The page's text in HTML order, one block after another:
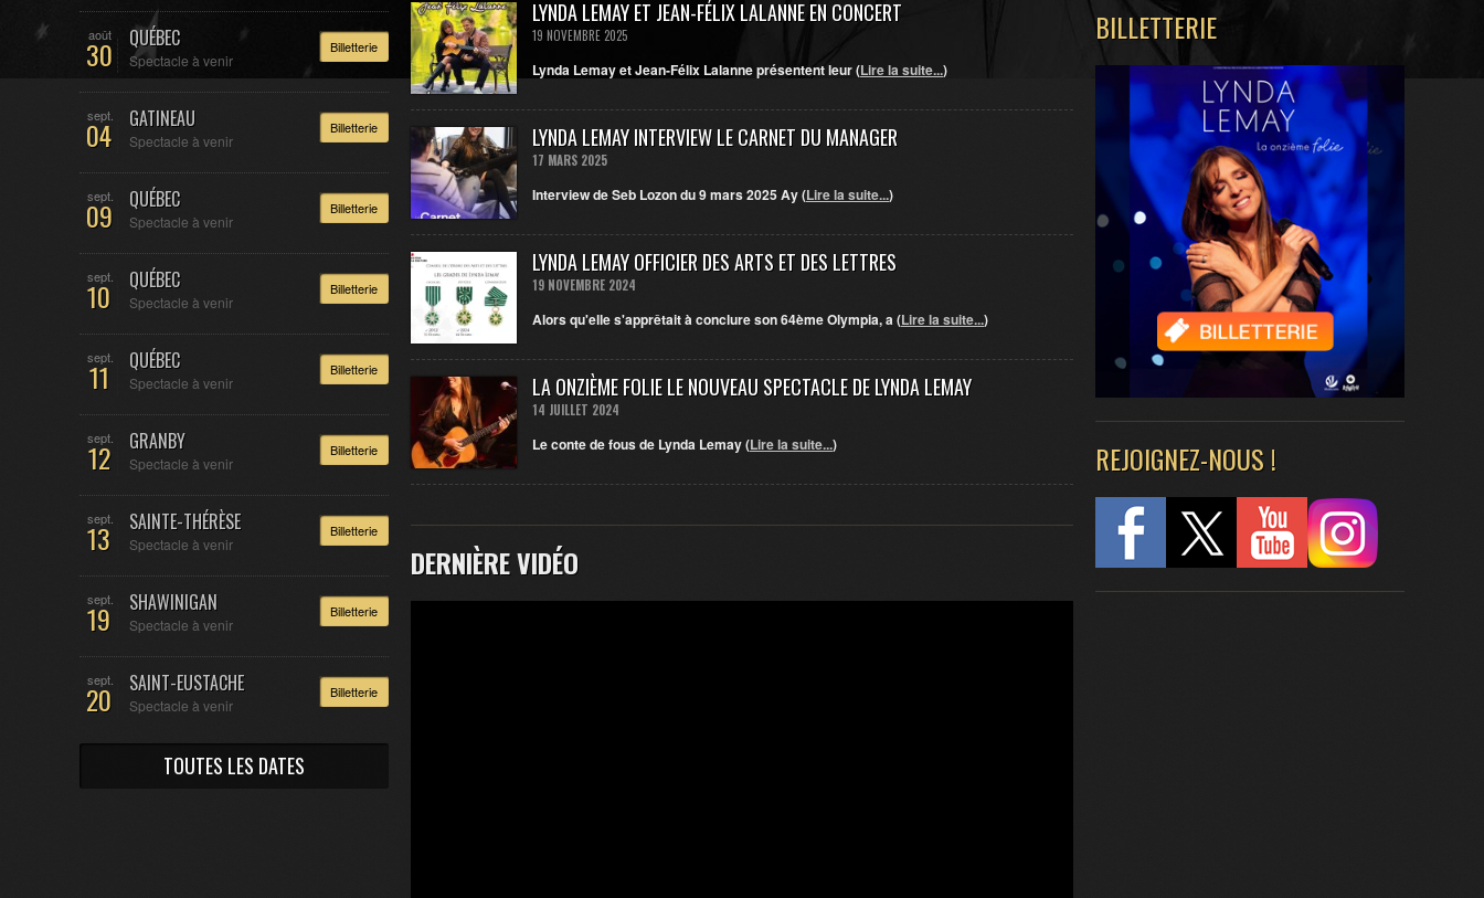
août
30 QUÉBEC
Spectacle à venir
Billetterie
sept.
04 GATINEAU
Spectacle à venir
Billetterie
sept.
09 QUÉBEC
Spectacle à venir
Billetterie
sept.
10 QUÉBEC
Spectacle à venir
Billetterie
sept.
11 QUÉBEC
Spectacle à venir
Billetterie
sept.
12 GRANBY
Spectacle à venir
Billetterie
sept.
13 SAINTE-THÉRÈSE
Spectacle à venir
Billetterie
sept.
19 SHAWINIGAN
Spectacle à venir
Billetterie
sept.
20 SAINT-EUSTACHE
Spectacle à venir
Billetterie
TOUTES LES DATES
LYNDA LEMAY ET JEAN-FÉLIX LALANNE EN CONCERT
19 NOVEMBRE 2025
Lynda Lemay et Jean-Félix Lalanne présentent leur (Lire la suite...)
LYNDA LEMAY INTERVIEW LE CARNET DU MANAGER
17 MARS 2025
Interview de Seb Lozon du 9 mars 2025Ay (Lire la suite...)
LYNDA LEMAY OFFICIER DES ARTS ET DES LETTRES
19 NOVEMBRE 2024
Alors qu'elle s'apprêtait à conclure son 64ème Olympia, a (Lire la suite...)
LA ONZIÈME FOLIE LE NOUVEAU SPECTACLE DE LYNDA LEMAY
14 JUILLET 2024
Le conte de fous de Lynda Lemay (Lire la suite...)
DERNIÈRE VIDÉO
BILLETTERIE
REJOIGNEZ-NOUS !